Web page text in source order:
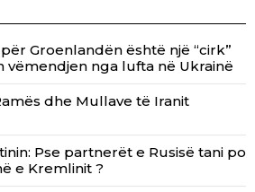
Groenlandën është një “cirk”
nga lufta në Ukrainë
dhe Mullave të Iranit
Pse partnerët e Rusisë tani po
e Kremlinit ?